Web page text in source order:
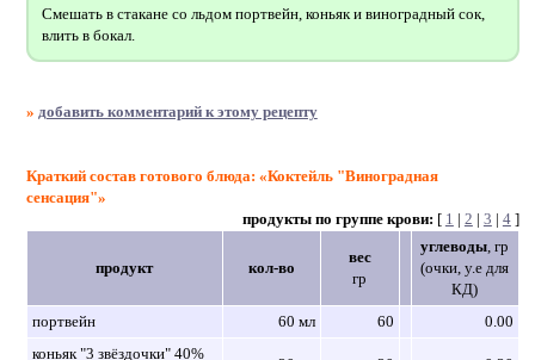
Смешать в стакане со льдом портвейн, коньяк и виноградный сок,
влить в бокал.
» добавить комментарий к этому рецепту
Краткий состав готового блюда: «Коктейль "Виноградная
сенсация"»
продукты по группе крови: [ 1 | 2 | 3 | 4]
продукт кол-во
вес
гр
углеводы , гр
(очки, у.е для
КД)
портвейн
60 мл 60
0.00
коньяк "3 звёздочки" 40%